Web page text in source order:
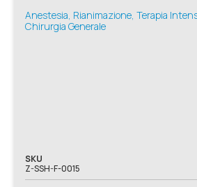
Anestesia, Rianimazione, Terapia
Chirurgia Generale
SKU
Z-SSH-F-0015